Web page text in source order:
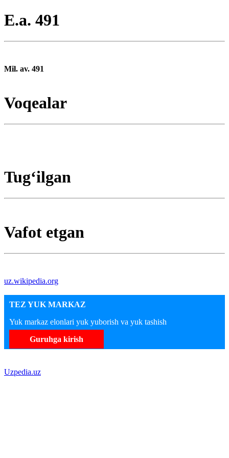
E.a. 491
Mil. av. 491
Voqealar
Tugʻilgan
Vafot etgan
uz.wikipedia.org
TEZ YUK MARKAZ
Yuk markaz elonlari yuk yuborish va yuk tashish
Guruhga kirish
Uzpedia.uz